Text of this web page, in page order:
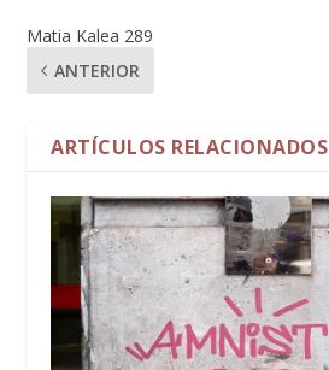
Matia Kalea 289
ANTERIOR
ARTÍCULOS RELACIONADOS